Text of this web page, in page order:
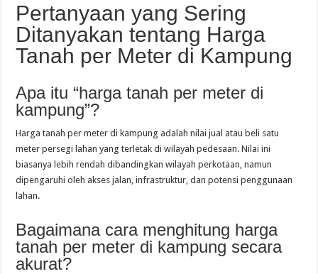
Pertanyaan yang Sering
Ditanyakan tentang Harga
Tanah per Meter di Kampung
Apa itu “harga tanah per meter di
kampung”?
Harga tanah per meter di kampung adalah nilai jual atau beli satu
meter persegi lahan yang terletak di wilayah pedesaan. Nilai ini
biasanya lebih rendah dibandingkan wilayah perkotaan, namun
dipengaruhi oleh akses jalan, infrastruktur, dan potensi penggunaan
lahan.
Bagaimana cara menghitung harga
tanah per meter di kampung secara
akurat?